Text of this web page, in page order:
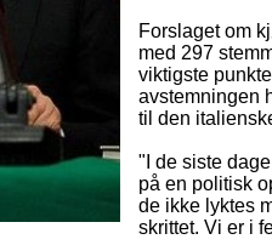
Forslaget om
med 297
viktigste
avstemningen
til den
"I de siste
på en politisk
de ikke lyktes
skrittet. Vi er i